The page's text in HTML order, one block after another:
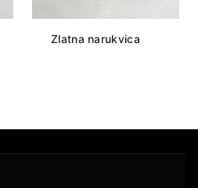
Zlatna narukvica